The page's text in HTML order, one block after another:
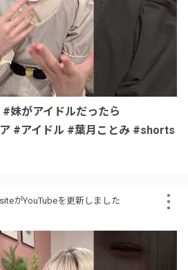
妹がアイドルだったら
#アイドル #葉月ことみ #shorts
がYouTubeを更新しました